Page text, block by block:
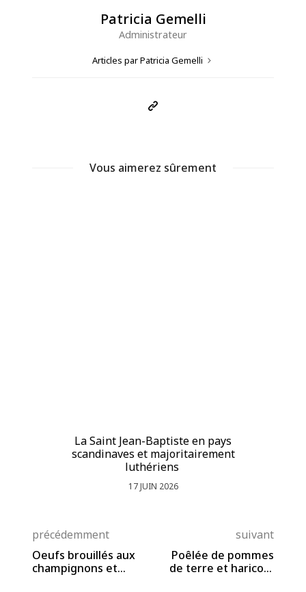
Patricia Gemelli
Administrateur
Articles par Patricia Gemelli
Vous aimerez sûrement
La Saint Jean-Baptiste en pays
scandinaves et majoritairement
luthériens
17 JUIN 2026
précédemment
Oeufs brouillés aux
champignons et
suivant
Poêlée de pommes
de terre et haricots